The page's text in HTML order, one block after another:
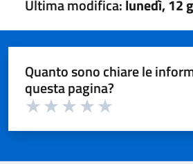
Ultima modifica:lunedì, 12
Quanto sono chiare le
questa pagina?